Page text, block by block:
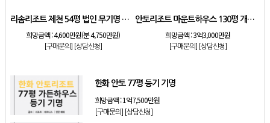
리솜리조트 제천 54평 법인 무기명 회원제
희망금액 :4,600만원(분 4,750만원)
[구매문의] [상담신청]
안토리조트 마운트하우스 130평 개인 기명
희망금액 :3억3,000만원
[구매문의] [상담신청]
한화 안토 77평 등기 기명
희망금액 :1억7,500만원
[구매문의] [상담신청]